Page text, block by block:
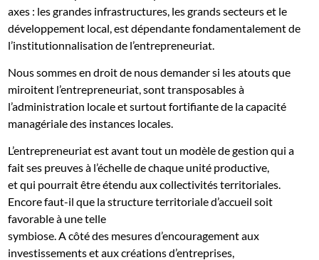
axes : les grandes infrastructures, les grands secteurs et le
développement local, est dépendante fondamentalement de
l’institutionnalisation de l’entrepreneuriat.
Nous sommes en droit de nous demander si les atouts que
miroitent l’entrepreneuriat, sont transposables à
l’administration locale et surtout fortifiante de la capacité
managériale des instances locales.
L’entrepreneuriat est avant tout un modèle de gestion qui a
fait ses preuves à l’échelle de chaque unité productive,
et qui pourrait être étendu aux collectivités territoriales.
Encore faut-il que la structure territoriale d’accueil soit
favorable à une telle
symbiose. A côté des mesures d’encouragement aux
investissements et aux créations d’entreprises,